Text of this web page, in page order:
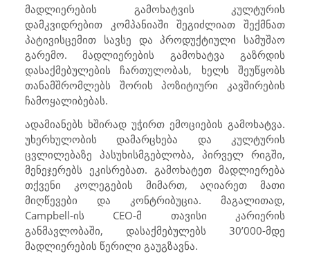
მადლიერების გამოხატვის კულტურის
დამკვიდრებით კომპანიაში შეგიძლიათ შექმნათ
პატივისცემით სავსე და პროდუქტიული სამუშაო
გარემო. მადლიერების გამოხატვა გაზრდის
დასაქმებულების ჩართულობას, ხელს შეუწყობს
თანამშრომლებს შორის პოზიტიური კავშირების
ჩამოყალიბებას.
ადამიანებს ხშირად უჭირთ ემოციების გამოხატვა.
უხერხულობის დამარცხება და კულტურის
ცვლილებაზე პასუხისმგებლობა, პირველ რიგში,
მენეჯერებს ეკისრებათ. გამოხატეთ მადლიერება
თქვენი კოლეგების მიმართ, აღიარეთ მათი
მიღწევები და კონტრიბუცია. მაგალითად,
Campbell-ის CEO-მ თავისი კარიერის
განმავლობაში, დასაქმებულებს 30’000-მდე
მადლიერების წერილი გაუგზავნა.